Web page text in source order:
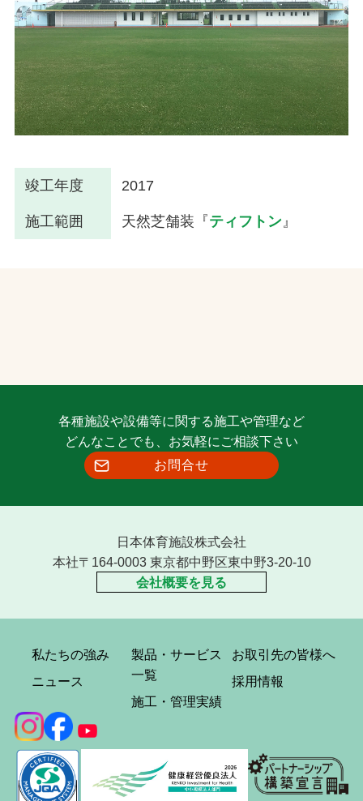
竣工年度 2017
施工範囲 天然芝舗装『ティフトン 』
各種施設や設備等に関する施工や管理など
どんなことでも、お気軽にご相談下さい
お問合せ
日本体育施設株式会社
本社〒164-0003 東京都中野区東中野3-20-10
会社概要を見る
私たちの強み
ニュース
製品・サービス
一覧
施工・管理実績
お取引先の皆様へ
採用情報